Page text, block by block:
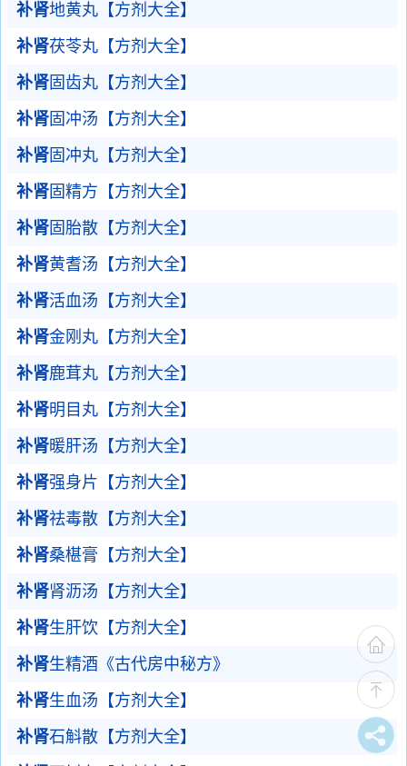
补肾地黄丸【方剂大全】
补肾茯苓丸【方剂大全】
补肾固齿丸【方剂大全】
补肾固冲汤【方剂大全】
补肾固冲丸【方剂大全】
补肾固精方【方剂大全】
补肾固胎散【方剂大全】
补肾黄耆汤【方剂大全】
补肾活血汤【方剂大全】
补肾金刚丸【方剂大全】
补肾鹿茸丸【方剂大全】
补肾明目丸【方剂大全】
补肾暖肝汤【方剂大全】
补肾强身片【方剂大全】
补肾祛毒散【方剂大全】
补肾桑椹膏【方剂大全】
补肾肾沥汤【方剂大全】
补肾生肝饮【方剂大全】
补肾生精酒《古代房中秘方》
补肾生血汤【方剂大全】
补肾石斛散【方剂大全】